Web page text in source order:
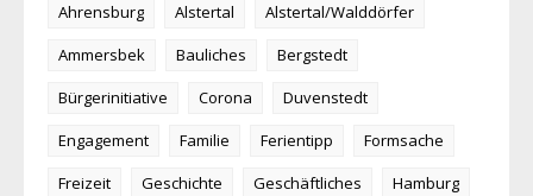
Ahrensburg Alstertal
Alstertal/Walddörfer
Ammersbek
Bauliches
Bergstedt
Bürgerinitiative
Corona
Duvenstedt
Engagement
Familie Ferientipp
Formsache
Freizeit
Geschichte Geschäftliches
Hamburg